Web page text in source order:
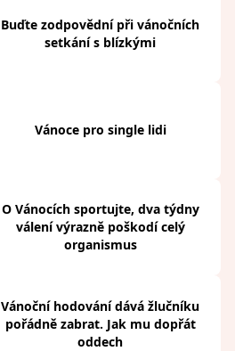
Buďte zodpovědní při vánočních
setkání s blízkými
Vánoce pro single lidi
O Vánocích sportujte, dva týdny
válení výrazně poškodí celý
organismus
Vánoční hodování dává žlučníku
pořádně zabrat. Jak mu dopřát
oddech